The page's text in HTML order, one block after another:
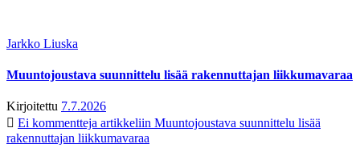
Jarkko Liuska
Muuntojoustava suunnittelu lisää rakennuttajan liikkumavaraa
Kirjoitettu 7.7.2026
Ei kommentteja artikkeliin Muuntojoustava suunnittelu lisää
rakennuttajan liikkumavaraa